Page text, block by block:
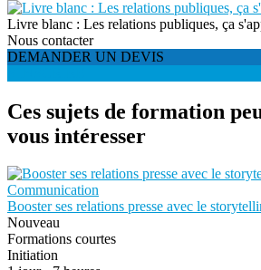
Livre blanc : Les relations publiques, ça
Nous contacter
DEMANDER UN DEVIS
Ces sujets de formation
vous intéresser
Communication
Booster ses relations presse avec le
Nouveau
Formations courtes
Initiation